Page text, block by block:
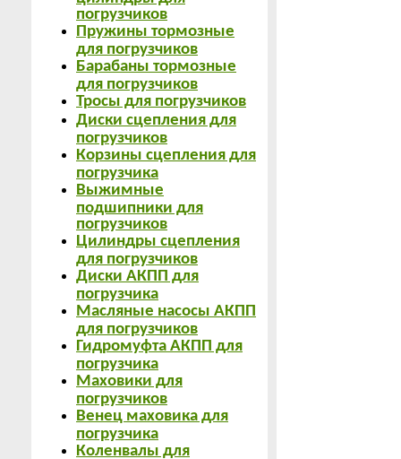
погрузчиков
Пружины тормозные
для погрузчиков
Барабаны тормозные
для погрузчиков
Тросы для погрузчиков
Диски сцепления для
погрузчиков
Корзины сцепления для
погрузчика
Выжимные
подшипники для
погрузчиков
Цилиндры сцепления
для погрузчиков
Диски АКПП для
погрузчика
Масляные насосы АКПП
для погрузчиков
Гидромуфта АКПП для
погрузчика
Маховики для
погрузчиков
Венец маховика для
погрузчика
Коленвалы для